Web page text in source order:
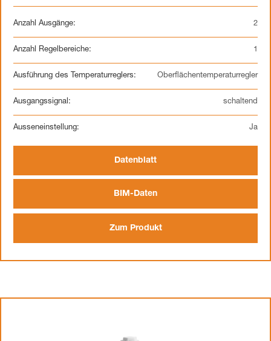
Anzahl Ausgänge: 2
Anzahl Regelbereiche: 1
Ausführung des Temperaturreglers: Oberflächentemperaturregler
Ausgangssignal: schaltend
Ausseneinstellung: Ja
Datenblatt
BIM-Daten
Zum Produkt